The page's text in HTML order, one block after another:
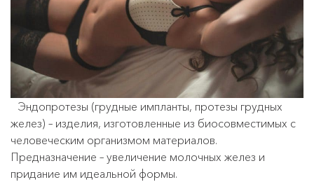
Эндопротезы (грудные импланты, протезы грудных
желез) – изделия, изготовленные из биосовместимых с
человеческим организмом материалов.
Предназначение – увеличение молочных желез и
придание им идеальной формы.